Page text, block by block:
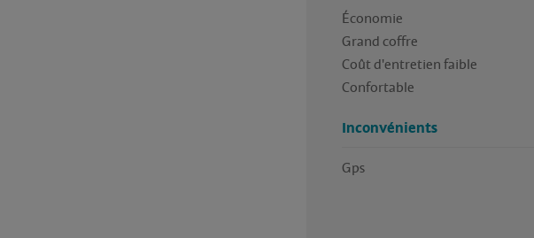
Économie
Grand coffre
Coût d'entretien faible
Confortable
Inconvénients
Gps